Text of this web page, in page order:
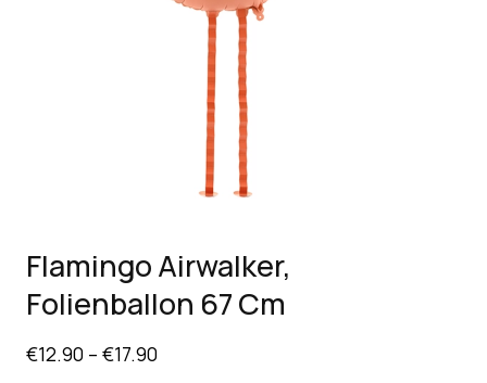
Flamingo Airwalker,
Folienballon 67 Cm
€12.90 – €17.90